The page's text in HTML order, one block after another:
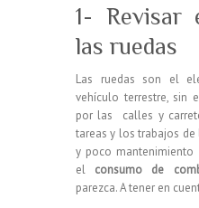
1- Revisar
las ruedas
Las ruedas son el
vehículo terrestre, sin
por las calles y
tareas y los trabajos de
y poco mantenimiento
el consumo de
parezca. A tener en